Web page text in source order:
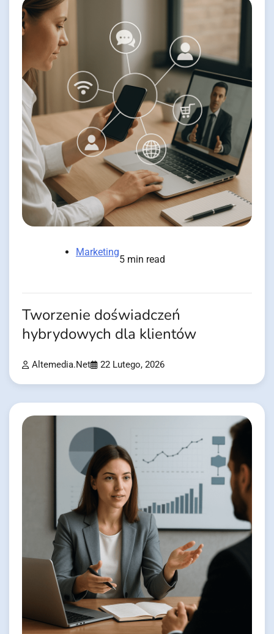
Marketing
5 min read
Tworzenie doświadczeń
hybrydowych dla klientów
Altemedia.net 22 Lutego, 2026